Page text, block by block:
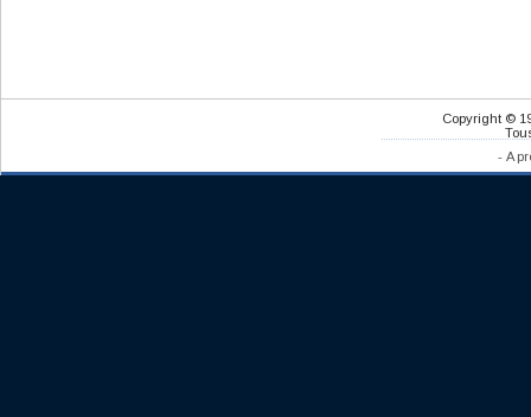
Copyright ©
- A